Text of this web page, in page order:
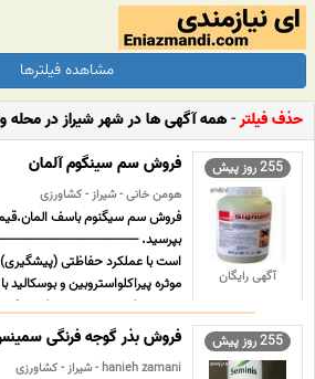
مشاهده فیلترها
حذف فیلتر-همه آگهی ها در شهر شیراز در محله
255 روز پیش
آگهی رایگان
فروش سم سینگوم آلمان
هومن خانی - شیراز - کشاورزی
فروش سم سیگنوم باسف
بپرسید.
است با عملکرد حفاظتی
موثره پیراکلواستروبین و
سیستمیک و نیز سیستمیک
255 روز پیش فروش بذر گوجه فرنگی
hanieh zamani - شیراز - کشاورزی